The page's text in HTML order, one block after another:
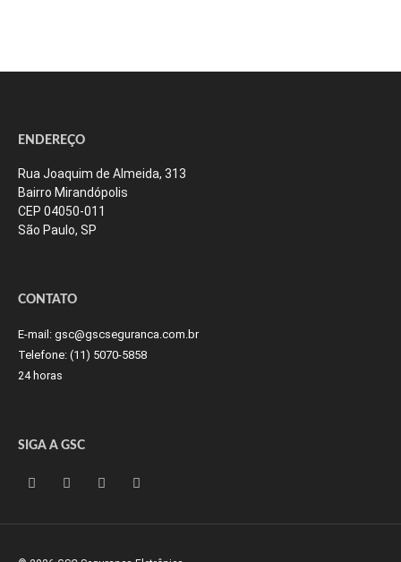
ENDEREÇO
Rua Joaquim de Almeida, 313
Bairro Mirandópolis
CEP 04050-011
São Paulo, SP
CONTATO
E-mail: gsc@gscseguranca.com.br
Telefone: (11) 5070-5858
24 horas
SIGA A GSC